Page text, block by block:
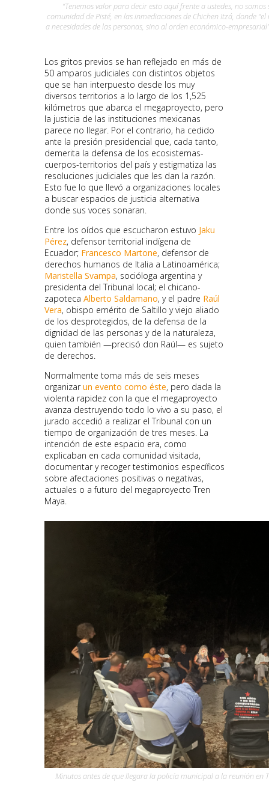
“Tenemos valor para decir esto aquí frente a ustedes, no
comunidad de Pisté, en las inmediaciones de Chichen Itzá, donde
a necesidades de las personas, sino al orden económico-
Los gritos previos se han reflejado en más de
50 amparos judiciales con distintos objetos
que se han interpuesto desde los muy
diversos territorios a lo largo de los 1,525
kilómetros que abarca el megaproyecto, pero
la justicia de las instituciones mexicanas
parece no llegar. Por el contrario, ha cedido
ante la presión presidencial que, cada tanto,
demerita la defensa de los ecosistemas-
cuerpos-territorios del país y estigmatiza las
resoluciones judiciales que les dan la razón.
Esto fue lo que llevó a organizaciones locales
a buscar espacios de justicia alternativa
donde sus voces sonaran.
Entre los oídos que escucharon estuvo Jaku
Pérez, defensor territorial indígena de
Ecuador; Francesco Martone, defensor de
derechos humanos de Italia a Latinoamérica;
Maristella Svampa, socióloga argentina y
presidenta del Tribunal local; el chicano-
zapoteca Alberto Saldamano, y el padre Raúl
Vera, obispo emérito de Saltillo y viejo aliado
de los desprotegidos, de la defensa de la
dignidad de las personas y de la naturaleza,
quien también —precisó don Raúl— es sujeto
de derechos.
Normalmente toma más de seis meses
organizarun evento como éste, pero dada la
violenta rapidez con la que el megaproyecto
avanza destruyendo todo lo vivo a su paso, el
jurado accedió a realizar el Tribunal con un
tiempo de organización de tres meses. La
intención de este espacio era, como
explicaban en cada comunidad visitada,
documentar y recoger testimonios específicos
sobre afectaciones positivas o negativas,
actuales o a futuro del megaproyecto Tren
Maya.
Minutos antes de que llegara la policía municipal a la reunión en